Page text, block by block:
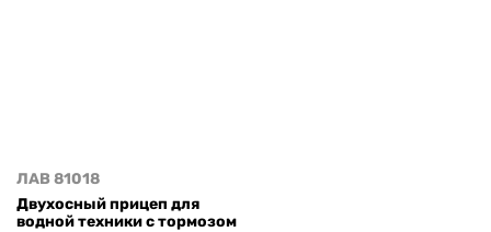
ЛАВ 81018
Двухосный прицеп для
водной техники с тормозом